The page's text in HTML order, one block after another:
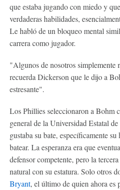
que estaba jugando con miedo y
verdaderas habilidades,
Le habló de un bloqueo mental
carrera como jugador.
"Algunos de nosotros simplemente
recuerda Dickerson que le dijo a
estresante".
Los Phillies seleccionaron a Bohm
general de la Universidad Estatal
gustaba su bate, específicamente
batear. La esperanza era que
defensor competente, pero la
natural con su estatura. Solo otros
Bryant, el último de quien ahora es